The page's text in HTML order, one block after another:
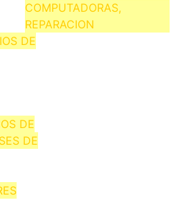
COMPUTADORAS,
REPARACION
DE
DE
DE